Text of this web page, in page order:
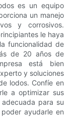
es un equipo
un manejo
y corrosivos.
le haya
funcionalidad de
de 20 años de
está bien
y soluciones
lodos. Confíe en
a optimizar sus
para su
ayudarle en